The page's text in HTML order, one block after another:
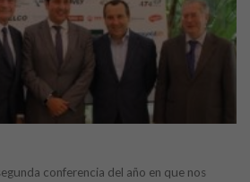
conferencia del año en que nos